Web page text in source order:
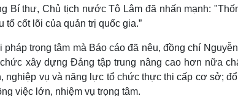
Bí thư, Chủ tịch nước Tô Lâm đã nhấn mạnh:
cốt lõi của quản trị quốc gia.”
trọng tâm mà Báo cáo đã nêu, đồng chí
xây dựng Đảng tập trung nâng cao hơn nữa
vụ và năng lực tổ chức thực thi cấp cơ sở;
việc lớn, nhiệm vụ trọng tâm.